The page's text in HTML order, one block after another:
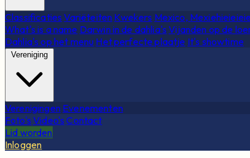
Classificaties Variëteiten Kwekers Mexico,
What's is a name Darwin in de dahlia's Vijanden op de
Dahlia's op het menu Het perfecte plaatje It's showtime
Vereniging
Verenigingen Evenementen
Foto's Video's Contact
Lid worden
Inloggen